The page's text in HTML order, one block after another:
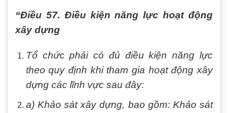
“Điều 57. Điều kiện năng lực hoạt động
xây dựng
Tổ chức phải có đủ điều kiện năng lực
theo quy định khi tham gia hoạt động xây
dựng các lĩnh vực sau đây:
a) Khảo sát xây dựng, bao gồm: Khảo sát